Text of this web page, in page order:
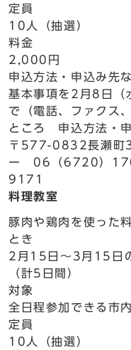
定員
10人（抽選）
料金
2,000円
申込方法・申込み先
基本事項を2月8日（
で（電話、ファクス
ところ 申込方法・
〒577-0832長瀬町
ー 06（6720）
9171
料理教室
豚肉や鶏肉を使った
とき
2月15日～3月15日
（計5日間）
対象
全日程参加できる市
定員
10人（抽選）